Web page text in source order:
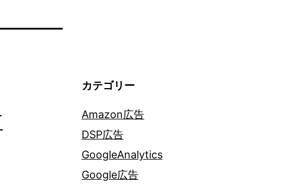
カテゴリー
Amazon広告
DSP広告
GoogleAnalytics
Google広告